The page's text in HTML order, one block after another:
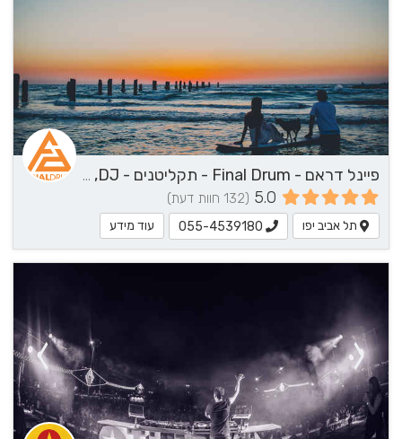
פיינל דראם - Final Drum - תקליטנים - DJ, נגן / הרכב מוזיקלי, שירותי מוזיקה
5.0 (132 חוות דעת)
תל אביב יפו 055-4539180 עוד מידע